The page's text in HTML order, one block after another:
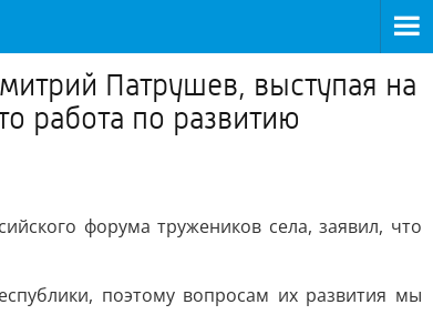
Патрушев, выступая на
работа по развитию
форума тружеников села, заявил, что
поэтому вопросам их развития мы